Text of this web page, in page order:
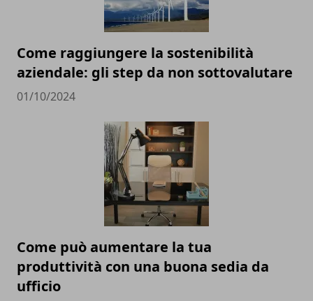
Come raggiungere la sostenibilità
aziendale: gli step da non sottovalutare
01/10/2024
Come può aumentare la tua
produttività con una buona sedia da
ufficio